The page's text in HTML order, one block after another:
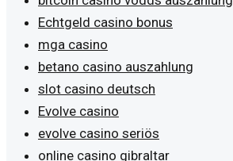
Echtgeld casino bonus
mga casino
betano casino auszahlung
slot casino deutsch
Evolve casino
evolve casino seriös
online casino gibraltar